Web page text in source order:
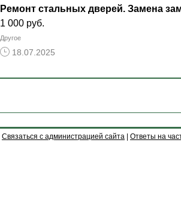
Ремонт стальных дверей. Замена
1 000 руб.
Другое
18.07.2025
Связаться с администрацией сайта Ответы на